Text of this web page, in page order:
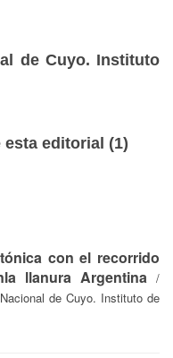
de Cuyo. Instituto
editorial (1)
con el recorrido
llanura Argentina /
de Cuyo. Instituto de